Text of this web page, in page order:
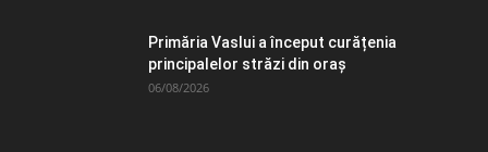
Primăria Vaslui a început curățenia
principalelor străzi din oraș
06/08/2026